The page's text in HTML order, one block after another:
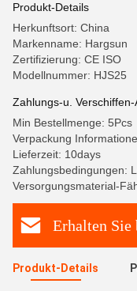
Produkt-Details
Herkunftsort: China
Markenname: Hargsun
Zertifizierung: CE ISO
Modellnummer: HJS25
Zahlungs-u.
Min Bestellmenge: 5Pcs
Verpackung
Lieferzeit: 10days
Zahlungsbedingungen:
Versorgungsmaterial-
Erhalten Sie
Produkt-Details